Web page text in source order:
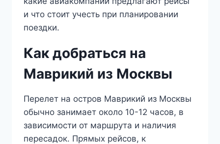
и что стоит учесть при планировании
поездки.
Как добраться на
Маврикий из Москвы
Перелет на остров Маврикий из Москвы
обычно занимает около 10-12 часов, в
зависимости от маршрута и наличия
пересадок. Прямых рейсов, к